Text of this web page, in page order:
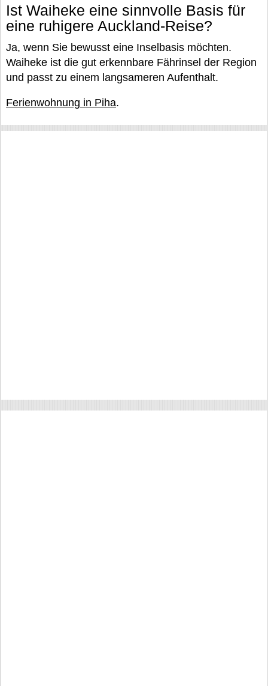
Ist Waiheke eine sinnvolle Basis für
eine ruhigere Auckland-Reise?
Ja, wenn Sie bewusst eine Inselbasis möchten.
Waiheke ist die gut erkennbare Fährinsel der Region
und passt zu einem langsameren Aufenthalt.
Ferienwohnung in Piha.